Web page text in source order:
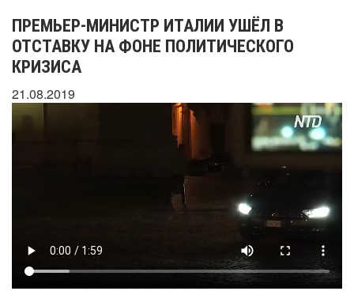
ПРЕМЬЕР-МИНИСТР ИТАЛИИ УШЁЛ В
ОТСТАВКУ НА ФОНЕ ПОЛИТИЧЕСКОГО
КРИЗИСА
21.08.2019